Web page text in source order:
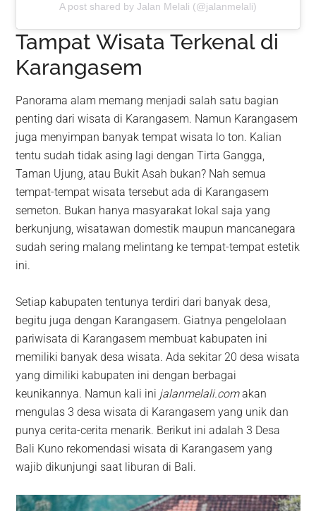
A post shared by Jalan Melali (@jalanmelali)
Tampat Wisata Terkenal di
Karangasem
Panorama alam memang menjadi salah satu bagian
penting dari wisata di Karangasem. Namun Karangasem
juga menyimpan banyak tempat wisata lo ton. Kalian
tentu sudah tidak asing lagi dengan Tirta Gangga,
Taman Ujung, atau Bukit Asah bukan? Nah semua
tempat-tempat wisata tersebut ada di Karangasem
semeton. Bukan hanya masyarakat lokal saja yang
berkunjung, wisatawan domestik maupun mancanegara
sudah sering malang melintang ke tempat-tempat estetik
ini.
Setiap kabupaten tentunya terdiri dari banyak desa,
begitu juga dengan Karangasem. Giatnya pengelolaan
pariwisata di Karangasem membuat kabupaten ini
memiliki banyak desa wisata. Ada sekitar 20 desa wisata
yang dimiliki kabupaten ini dengan berbagai
keunikannya. Namun kali ini jalanmelali.comakan
mengulas 3 desa wisata di Karangasem yang unik dan
punya cerita-cerita menarik. Berikut ini adalah 3 Desa
Bali Kuno rekomendasi wisata di Karangasem yang
wajib dikunjungi saat liburan di Bali.